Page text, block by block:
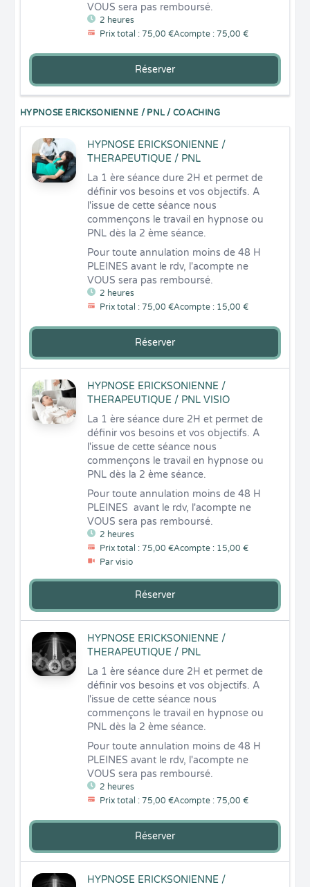
2 heures
Prix total : 75,00 €Acompte : 75,00 €
VOUS sera pas remboursé.
Réserver
HYPNOSE ERICKSONIENNE / PNL / COACHING
HYPNOSE ERICKSONIENNE /
THERAPEUTIQUE / PNL
2 heures
Prix total : 75,00 €Acompte : 15,00 €
Pour toute annulation moins de 48 H
PLEINES avant le rdv, l'acompte ne
VOUS sera pas remboursé.
La 1 ère séance dure 2H et permet de
définir vos besoins et vos objectifs. A
l'issue de cette séance nous
commençons le travail en hypnose ou
PNL dès la 2 ème séance.
Réserver
HYPNOSE ERICKSONIENNE /
THERAPEUTIQUE / PNL VISIO
2 heures
Prix total : 75,00 €Acompte : 15,00 €
Par visio
Pour toute annulation moins de 48 H
PLEINES  avant le rdv, l'acompte ne
VOUS sera pas remboursé.
La 1 ère séance dure 2H et permet de
définir vos besoins et vos objectifs. A
l'issue de cette séance nous
commençons le travail en hypnose ou
PNL dès la 2 ème séance.
Réserver
HYPNOSE ERICKSONIENNE /
THERAPEUTIQUE / PNL
2 heures
Prix total : 75,00 €Acompte : 75,00 €
Pour toute annulation moins de 48 H
PLEINES avant le rdv, l'acompte ne
VOUS sera pas remboursé.
La 1 ère séance dure 2H et permet de
définir vos besoins et vos objectifs. A
l'issue de cette séance nous
commençons le travail en hypnose ou
PNL dès la 2 ème séance.
Réserver
HYPNOSE ERICKSONIENNE /